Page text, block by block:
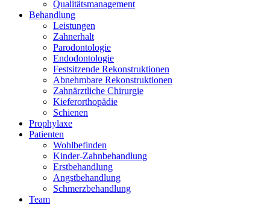
Qualitätsmanagement
Behandlung
Leistungen
Zahnerhalt
Parodontologie
Endodontologie
Festsitzende Rekonstruktionen
Abnehmbare Rekonstruktionen
Zahnärztliche Chirurgie
Kieferorthopädie
Schienen
Prophylaxe
Patienten
Wohlbefinden
Kinder-Zahnbehandlung
Erstbehandlung
Angstbehandlung
Schmerzbehandlung
Team